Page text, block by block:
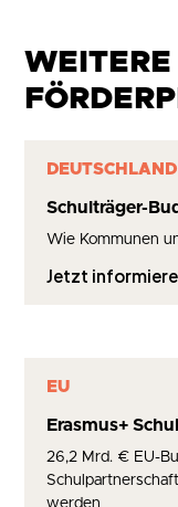
WEITERE
DEUTSCHLAND
Schulträger-
Wie Kommunen
Jetzt
EU
Erasmus+
26,2 Mrd. € EU-